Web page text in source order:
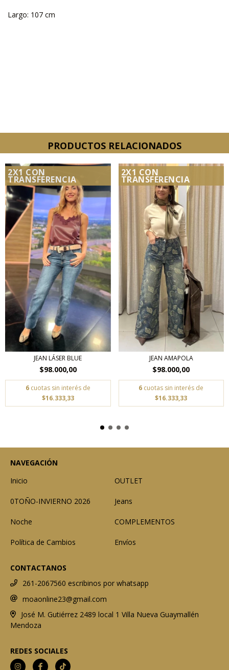
Largo: 107 cm
PRODUCTOS RELACIONADOS
2X1 CON
TRANSFERENCIA
JEAN LÁSER BLUE
$98.000,00
6 cuotas sin interés de
$16.333,33
2X1 CON
TRANSFERENCIA
JEAN AMAPOLA
$98.000,00
6 cuotas sin interés de
$16.333,33
NAVEGACIÓN
Inicio
OUTLET
0TOÑO-INVIERNO 2026 Jeans
Noche COMPLEMENTOS
Política de Cambios Envíos
CONTACTANOS
261-2067560 escribinos por whatsapp
moaonline23@gmail.com
José M. Gutiérrez 2489 local 1 Villa Nueva Guaymallén
Mendoza
REDES SOCIALES